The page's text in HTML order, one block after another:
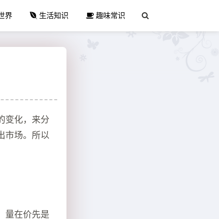
界 生活知识 趣味常识
变化，来分
市场。所以
量在价先是